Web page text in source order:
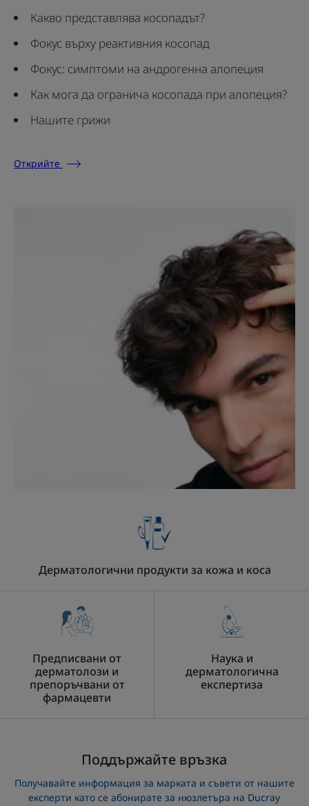
Какво представлява косопадът?
Фокус върху реактивния косопад
Фокус: симптоми на андрогенна алопеция
Как мога да огранича косопада при алопеция?
Нашите грижи
Открийте
Дерматологични продукти за кожа и коса
Предписвани от
дерматолози и
препоръчвани от
фармацевти
Наука и
дерматологична
експертиза
Поддържайте връзка
Получавайте информация за марката и съвети от нашите
експерти като се абонирате за нюзлетъра на Ducray